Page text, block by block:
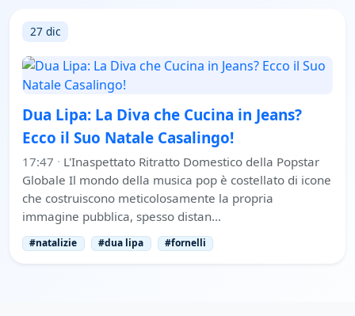
27 dic
Dua Lipa: La Diva che Cucina in Jeans?
Ecco il Suo Natale Casalingo!
17:47 · L'Inaspettato Ritratto Domestico della Popstar
Globale Il mondo della musica pop è costellato di icone
che costruiscono meticolosamente la propria
immagine pubblica, spesso distan…
#natalizie #dua lipa #fornelli